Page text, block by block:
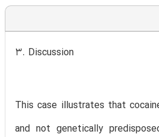
3. Discussion
This case illustrates that
and not genetically